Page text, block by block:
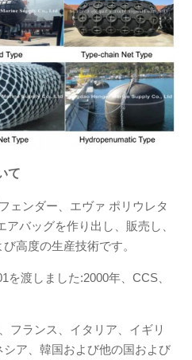
て
ェンダー、エヴァ ポリウレタ
バッグを作り出し、販売し、
高度の生産技術です。
渡しました:2000年、CCS、
フランス、イタリア、イギリ
ア、韓国および他の国および